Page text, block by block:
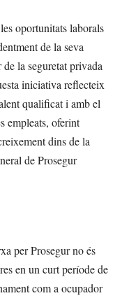
oportunitats laborals
de la seva
la seguretat privada
iniciativa reflecteix
qualificat i amb el
empleats, oferint
dins de la
de Prosegur
per Prosegur no és
en un curt període de
com a ocupador